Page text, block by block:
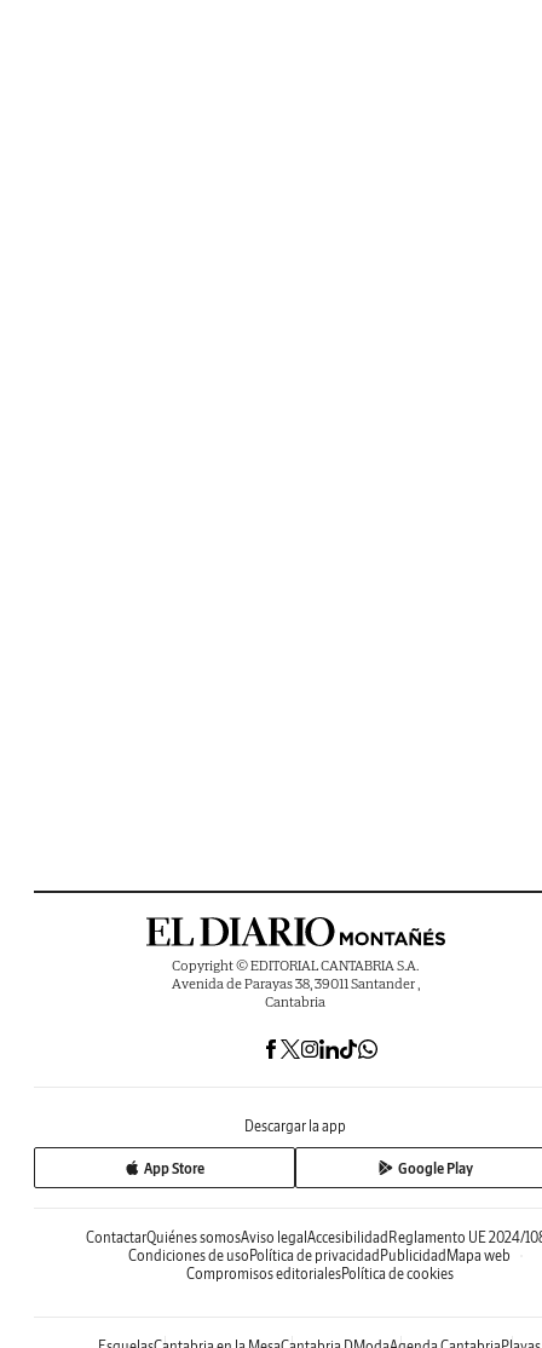
Copyright © EDITORIAL CANTABRIA S.A.
Avenida de Parayas 38, 39011 Santander ,
Cantabria
Descargar la app
App Store Google Play
ContactarQuiénes somosAviso legal Accesibilidad Reglamento UE 2024/
Condiciones de uso Política de privacidad Publicidad Mapa web
Compromisos editorialesPolítica de cookies